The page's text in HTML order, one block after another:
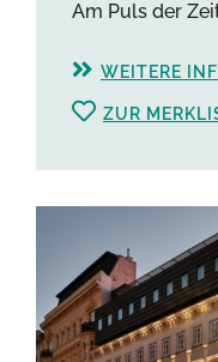
Am Puls der
WEITERE
ZUR